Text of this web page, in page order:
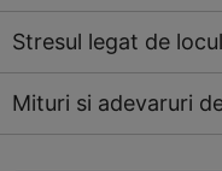
Stresul legat de
Mituri si adevaruri